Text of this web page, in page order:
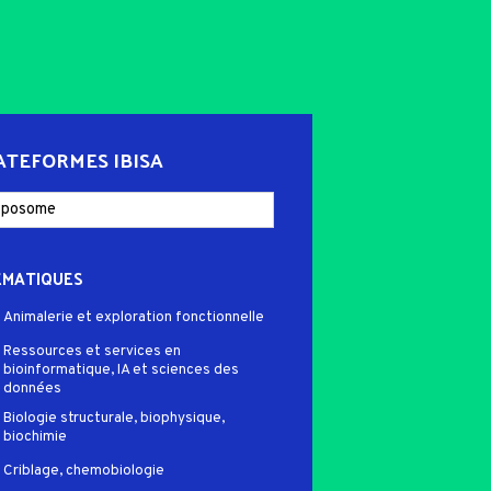
IBISA
Animalerie et exploration fonctionnelle
Ressources et services en
bioinformatique, IA et sciences des
données
Biologie structurale, biophysique,
biochimie
Criblage, chemobiologie